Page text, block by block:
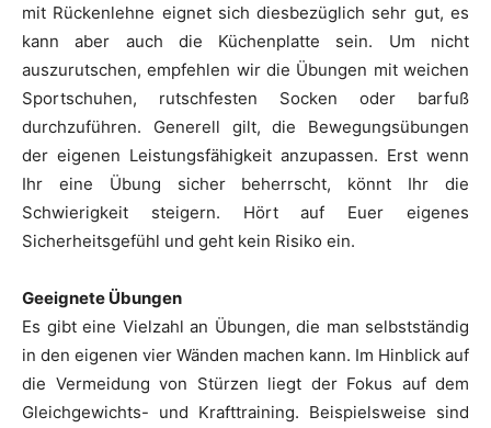
mit Rückenlehne eignet sich diesbezüglich sehr gut, es
kann aber auch die Küchenplatte sein. Um nicht
auszurutschen, empfehlen wir die Übungen mit weichen
Sportschuhen, rutschfesten Socken oder barfuß
durchzuführen. Generell gilt, die Bewegungsübungen
der eigenen Leistungsfähigkeit anzupassen. Erst wenn
Ihr eine Übung sicher beherrscht, könnt Ihr die
Schwierigkeit steigern. Hört auf Euer eigenes
Sicherheitsgefühl und geht kein Risiko ein.
Geeignete Übungen
Es gibt eine Vielzahl an Übungen, die man selbstständig
in den eigenen vier Wänden machen kann. Im Hinblick auf
die Vermeidung von Stürzen liegt der Fokus auf dem
Gleichgewichts- und Krafttraining. Beispielsweise sind